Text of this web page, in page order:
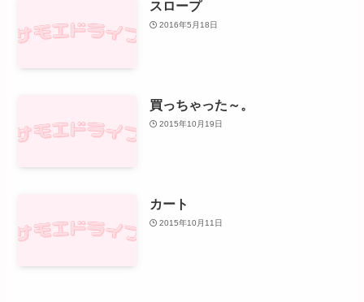
スロープ
2016年5月18日
買っちゃった～。
2015年10月19日
カート
2015年10月11日